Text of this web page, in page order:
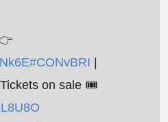
#CONvBRI |
on sale 🎟️